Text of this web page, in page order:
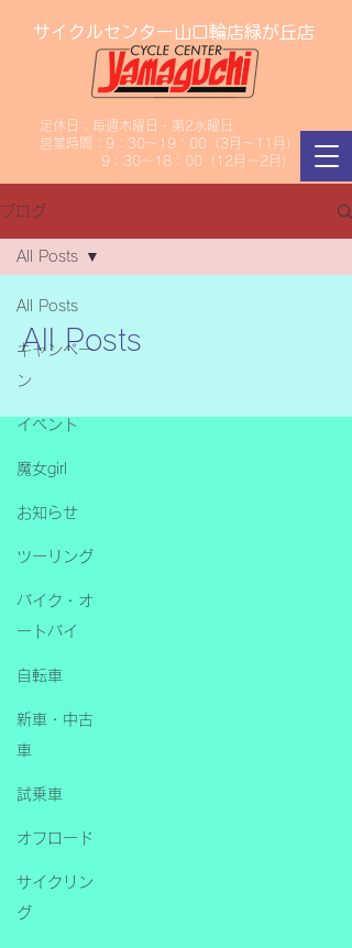
サイクルセンター山口輪店緑が丘店
定休日：毎週木曜日・第2水曜日
​営業時間：9：30～19：00（3月～11月）
​ 9：30～18：00（12月～2月）
ブログ
All Posts
キャンペー
ン
イベント
魔女girl
お知らせ
ツーリング
バイク・オ
ートバイ
自転車
新車・中古
車
試乗車
オフロード
サイクリン
グ
All Posts
All Posts